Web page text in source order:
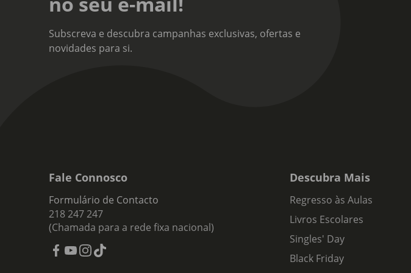
Subscreva e descubra campanhas exclusivas, ofertas e
novidades para si.
Fale Connosco
Formulário de Contacto
218 247 247
(Chamada para a rede fixa nacional)
Descubra Mais
Regresso às Aulas
Livros Escolares
Singles' Day
Black Friday